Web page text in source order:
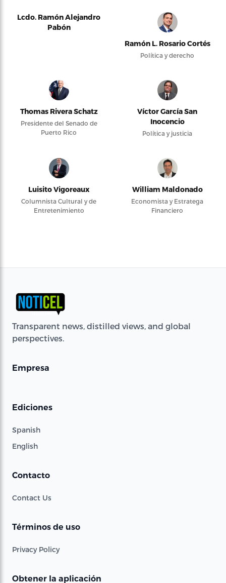
Lcdo. Ramón Alejandro
Pabón
Ramón L. Rosario Cortés
Política y derecho
Thomas Rivera Schatz
Presidente del Senado de
Puerto Rico
Víctor García San
Inocencio
Política y justicia
Luisito Vigoreaux
Columnista Cultural y de
Entretenimiento
William Maldonado
Economista y Estratega
Financiero
Transparent news, distilled views, and global
perspectives.
Empresa
Ediciones
Spanish
English
Contacto
Contact Us
Términos de uso
Privacy Policy
Obtener la aplicación